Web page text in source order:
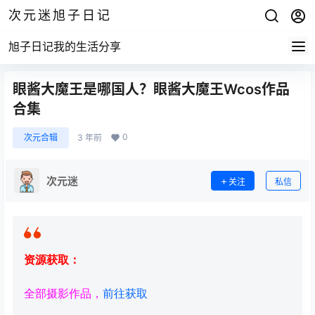
次元迷旭子日记
旭子日记我的生活分享
眼酱大魔王是哪国人？眼酱大魔王Wcos作品
合集
次元合辑 3 年前 0
次元迷 关注 私信
资源获取：
全部摄影作品， 前往获取